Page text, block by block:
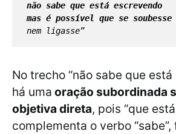
não sabe que está escrevendo
mas é possível que se soubesse
nem ligasse”
No trecho “não sabe que
há uma oração subordinada
objetiva direta, pois “que
complementa o verbo